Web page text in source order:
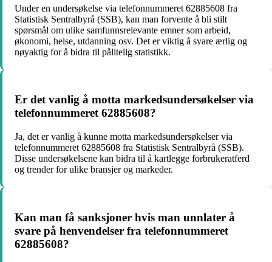
Under en undersøkelse via telefonnummeret 62885608 fra
Statistisk Sentralbyrå (SSB), kan man forvente å bli stilt
spørsmål om ulike samfunnsrelevante emner som arbeid,
økonomi, helse, utdanning osv. Det er viktig å svare ærlig og
nøyaktig for å bidra til pålitelig statistikk.
Er det vanlig å motta markedsundersøkelser via
telefonnummeret 62885608?
Ja, det er vanlig å kunne motta markedsundersøkelser via
telefonnummeret 62885608 fra Statistisk Sentralbyrå (SSB).
Disse undersøkelsene kan bidra til å kartlegge forbrukeratferd
og trender for ulike bransjer og markeder.
Kan man få sanksjoner hvis man unnlater å
svare på henvendelser fra telefonnummeret
62885608?